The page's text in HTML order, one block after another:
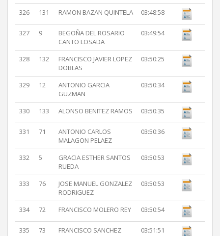
326 131 RAMON BAZAN QUINTELA 03:48:58
327 9
BEGOÑA DEL ROSARIO
CANTO LOSADA
03:49:54
328 132
FRANCISCO JAVIER LOPEZ
DOBLAS
03:50:25
329 12
ANTONIO GARCIA
GUZMAN
03:50:34
330 133 ALONSO BENITEZ RAMOS 03:50:35
331 71
ANTONIO CARLOS
MALAGON PELAEZ
03:50:36
332 5
GRACIA ESTHER SANTOS
RUEDA
03:50:53
333 76
JOSE MANUEL GONZALEZ
RODRIGUEZ
03:50:53
334 72 FRANCISCO MOLERO REY 03:50:54
335 73
FRANCISCO SANCHEZ
03:51:51